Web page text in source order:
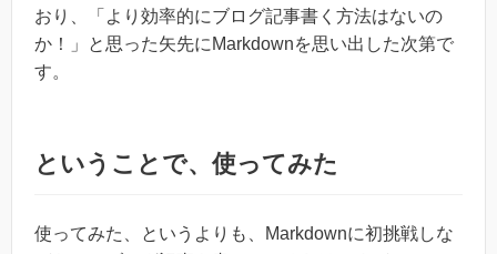
おり、「より効率的にブログ記事書く方法はないの
か！」と思った矢先にMarkdownを思い出した次第で
す。
ということで、使ってみた
使ってみた、というよりも、Markdownに初挑戦しな